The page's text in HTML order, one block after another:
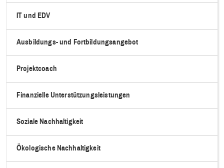
IT und EDV
Ausbildungs- und Fortbildungsangebot
Projektcoach
Finanzielle Unterstützungsleistungen
Soziale Nachhaltigkeit
Ökologische Nachhaltigkeit